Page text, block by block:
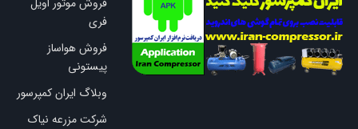
فری
فروش هواساز
پیستونی
وبلاگ ایران کمپرسور
شرکت مزرعه نیاک